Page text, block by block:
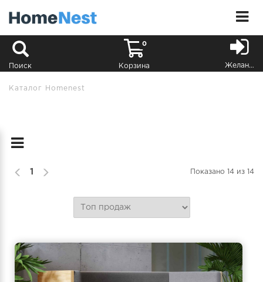
Поиск
0
Корзина Желания
Каталог Homenest
1 Показано 14 из 14